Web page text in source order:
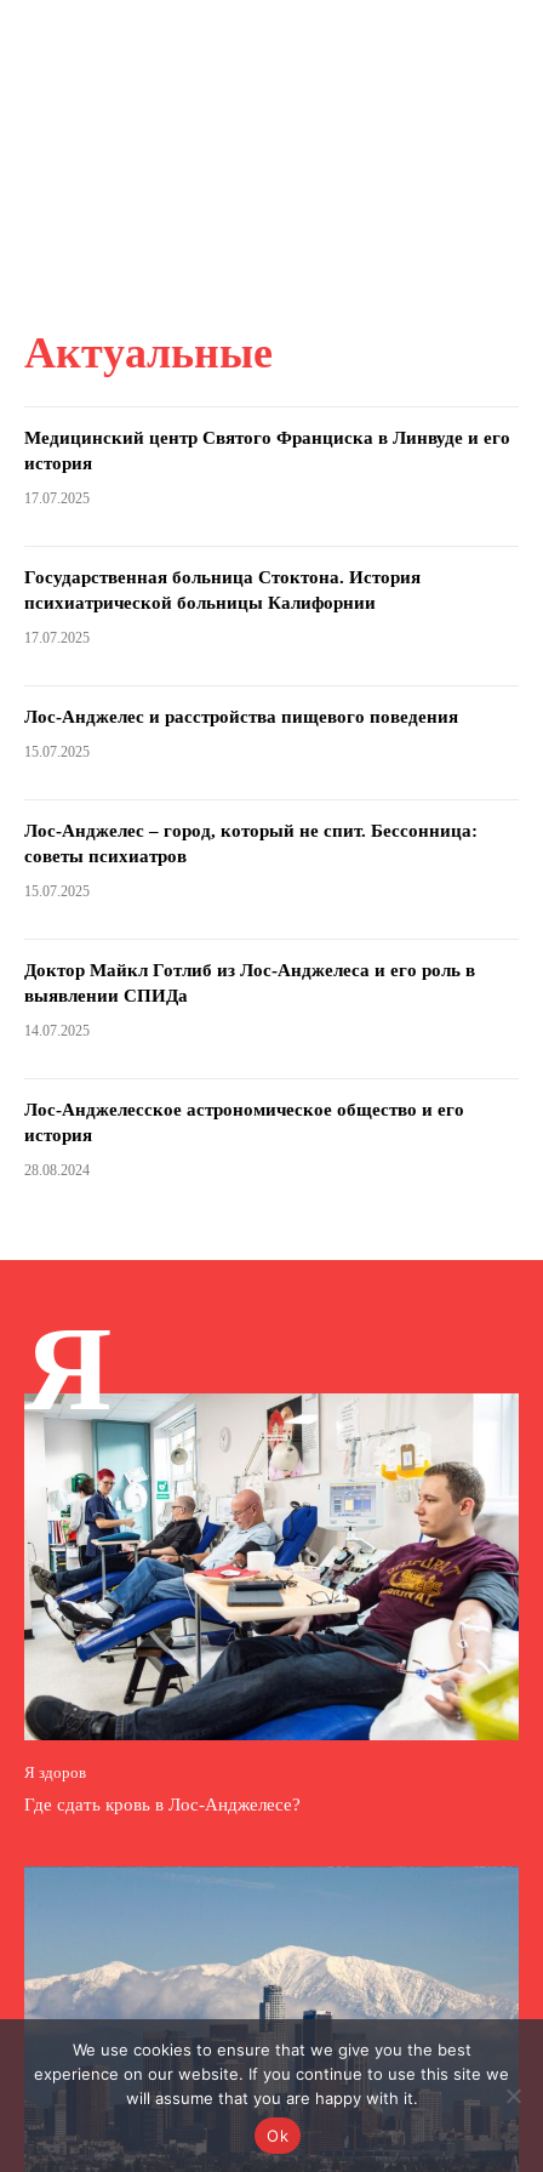
Актуальные
Медицинский центр Святого Франциска в Линвуде и его
история
17.07.2025
Государственная больница Стоктона. История
психиатрической больницы Калифорнии
17.07.2025
Лос-Анджелес и расстройства пищевого поведения
15.07.2025
Лос-Анджелес – город, который не спит. Бессонница:
советы психиатров
15.07.2025
Доктор Майкл Готлиб из Лос-Анджелеса и его роль в
выявлении СПИДа
14.07.2025
Лос-Анджелесское астрономическое общество и его
история
28.08.2024
Я
Я здоров
Где сдать кровь в Лос-Анджелесе?
We use cookies to ensure that we give you the best
experience on our website. If you continue to use this site we
will assume that you are happy with it.
Ok